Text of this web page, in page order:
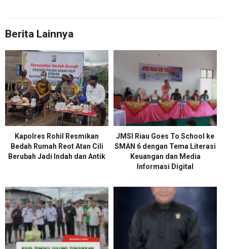
Berita Lainnya
Kapolres Rohil Resmikan
Bedah Rumah Reot Atan Cili
Berubah Jadi Indah dan Antik
JMSI Riau Goes To School ke
SMAN 6 dengan Tema Literasi
Keuangan dan Media
Informasi Digital